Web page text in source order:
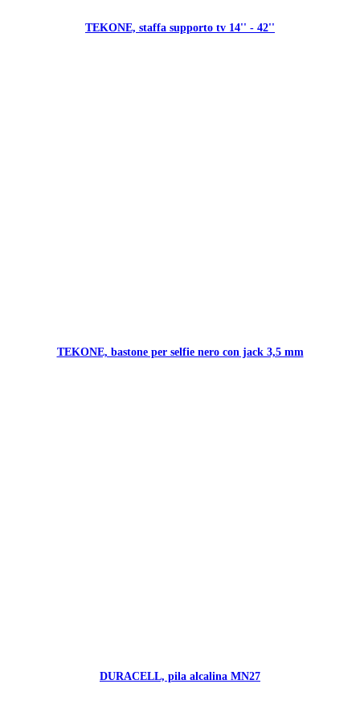
TEKONE, staffa supporto tv 14'' - 42''
TEKONE, bastone per selfie nero con jack 3,5 mm
DURACELL, pila alcalina MN27